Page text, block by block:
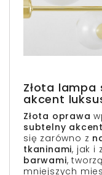
Złota
akcent
Złota oprawa
subtelny
się zarówno z
tkaninami, jak i z
barwami,
mniejszych